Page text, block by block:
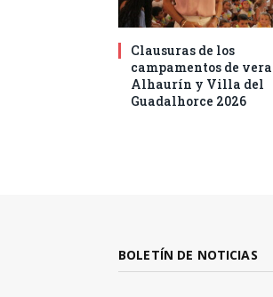
Clausuras de los
campamentos de
Alhaurín y Villa del
Guadalhorce 2026
BOLETÍN DE NOTICIAS